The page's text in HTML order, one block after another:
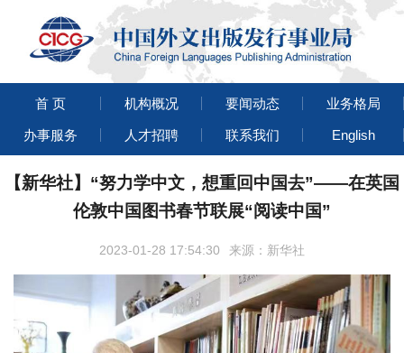
首 页 机构概况 要闻动态 业务格局
办事服务 人才招聘 联系我们 English
【新华社】“努力学中文，想重回中国去”——在英国
伦敦中国图书春节联展“阅读中国”
2023-01-28 17:54:30 来源：新华社